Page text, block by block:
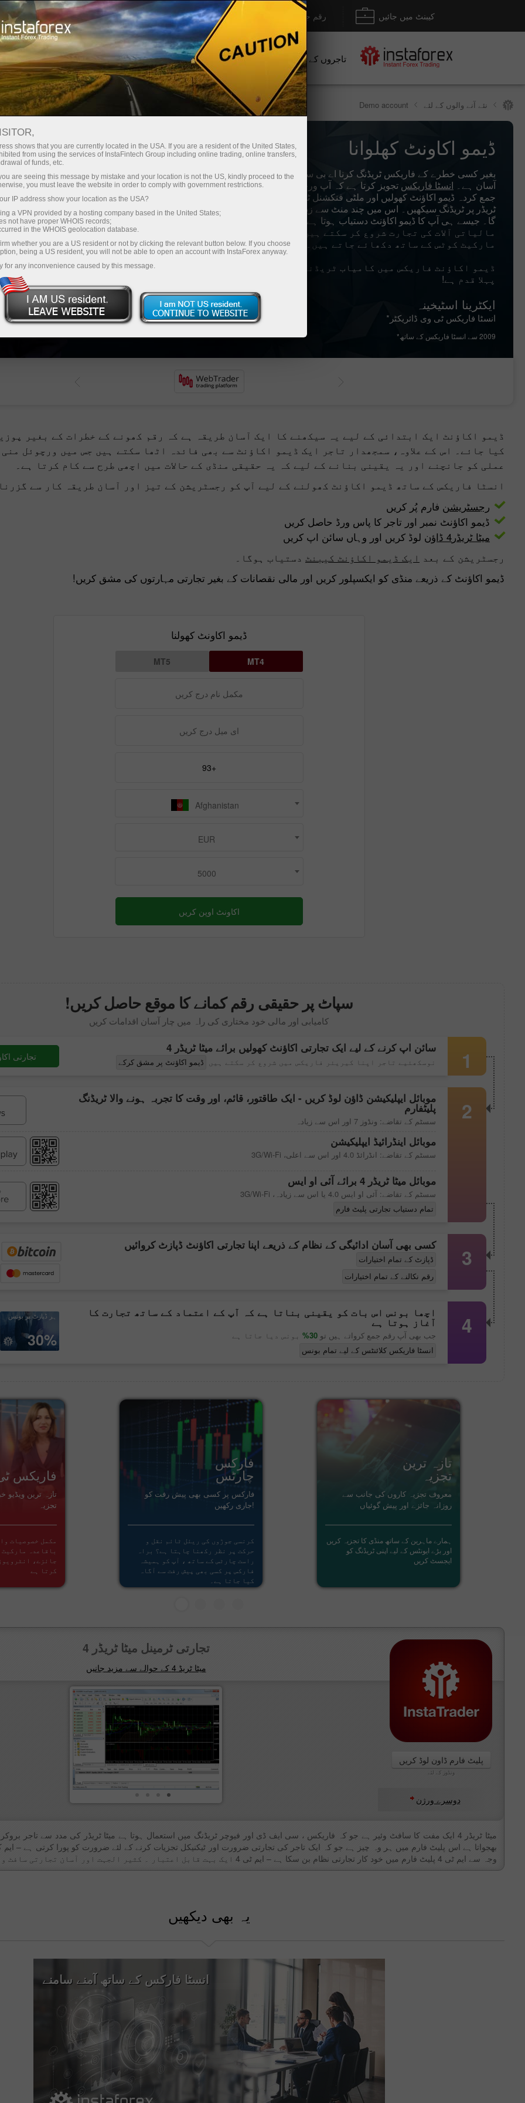
فوری اکاونٹ کھولیں تجارتی پلیٹ فارم رقم جمع کروانا / نکلوانا کیبنٹ میں جائیں
تاجروں کے لیے نو آموز کے لیے
سرمایہ کاروں کے
لیے
شراکت داروں کے
لئے
نئے آنے والوں کے لئے Demo account
ڈیمو اکاونٹ کھلوانا
بغیر کسی خطرے کے فاریکس ٹریڈنگ کرنا اے بی سی کی طرح بالکل
آسان ہے۔ انسٹا فاریکس تجویز کرتا ہے کہ آپ ورچوئل رقم کے ساتھ
جمع کردہ ڈیمو اکاؤنٹ کھولیں اور ملٹی فنکشنل ٹریڈنگ پلیٹ فارم میٹا
ٹریڈر پر ٹریڈنگ سیکھیں۔ اس میں چند منٹ سے زیادہ وقت نہیں لگے
مالیاتی آلات کی تجارت شروع کر سکتے ہیں جو آن لائن
مارکیٹ کوٹس کے ساتھ دکھائے جاتے ہیں۔
ڈیمو اکاؤنٹ فاریکس میں کامیاب ٹریڈنگ کی طرف آپ کا
پہلا قدم ہے!
ایکٹرینا اسٹیخینہ
انسٹا فاریکس ٹی وی ڈائریکٹر*
2009 سے انسٹا فاریکس کے ساتھ*
ڈیمو اکاؤنٹ ایک ابتدائی کے لیے یہ سیکھنے کا ایک آسان طریقہ ہے کہ رقم کھونے کے خطرات کے بغیر
کیا جائے۔ اس کے علاوہ، سمجھدار تاجر ایک ڈیمو اکاؤنٹ سے بھی فائدہ اٹھا سکتے ہیں جس میں ورچوئل
عملی کو جانچنے اور یہ یقینی بنانے کے لیے کہ یہ حقیقی منڈی کے حالات میں اچھی طرح سے کام کرتا ہے۔
انسٹا فاریکس کے ساتھ ڈیمو اکاؤنٹ کھولنے کے لیے آپ کو رجسٹریشن کے تیز اور آسان طریقہ کار سے
رجسٹریشن فارم پُر کریں
ڈیمو اکاؤنٹ نمبر اور تاجر کا پاس ورڈ حاصل کریں
میٹا ٹریڈر4 ڈاؤن
لوڈ کریں اور وہاں سائن اپ کریں
رجسٹریشن کے بعد ایک ڈیمو اکاؤنٹ کیبنٹ دستیاب ہوگا۔
ڈیمو اکاؤنٹ کے ذریعے منڈی کو ایکسپلور کریں اور مالی نقصانات کے بغیر تجارتی مہارتوں کی مشق کریں!
ڈیمو اکاونٹ کھولنا
MT4
MT5
Afghanistan
EUR
5000
اکاونٹ اوپن کریں
سپاٹ پر حقیقی رقم کمانے کا موقع حاصل کریں!
کامیابی اور مالی خود مختاری کی راہ میں چار آسان اقدامات کریں
1 سائن اپ کرنے کے لیے ایک تجارتی اکاؤنٹ کھولیں برائے میٹا ٹریڈر 4
نوسکھئیے تاجر اپنا کیریئر فاریکس میں شروع کر سکتے ہیں ڈیمو اکاؤنٹ پر مشق کرکے تجارتی
2 موبائل ایپلیکیشن ڈاؤن لوڈ کریں - ایک طاقتور، قائم، اور وقت کا تجربہ ہونے والا ٹریڈنگ
پلیٹفارم
سسٹم کے تقاضے: ونڈوز 7 اور اس سے زیادہ
موبائل اینڈرائیڈ ایپلیکیشن
سسٹم کے تقاضے: انڈرائڈ 4.0 اور اس سے اعلی، 3G/Wi-Fi
موبائل میٹا ٹریڈر 4 برائے آئی او ایس
سسٹم کے تقاضے: آئی او ایس 4.0 یا اس سے زیادہ، 3G/Wi-Fi
تمام دستیاب تجارتی پلیٹ فارم
3 کسی بھی آسان ادائیگی کے نظام کے ذریعے اپنا تجارتی اکاؤنٹ ڈپازٹ کروائیں
ڈپازٹ کے تمام اختیارات
رقم نکالنے کے تمام اختیارات
4 اچھا بونس اس بات کو یقینی بناتا ہے کہ آپ کے اعتماد کے ساتھ تجارت کا
آغاز ہوتا ہے
جب بھی آپ رقم جمع کرواتے ہیں تو 30%
بونس دیا جاتا ہے
انسٹا فاریکس کلائنٹس کے لیے تمام بونس
ہر ڈپازٹ پر بونس
30%
فاریکس
تازہ ترین ویڈیو
تجزیہ
مکمل خصوصیات
باقاعدہ مارکیٹ
جائزے،
کرتا ہے
فارکس
چارٹس
فارکس پر کسی بھی پیش رفت کو
جاری رکھیں!
کرنسی جوڑوں کی ریئل ٹائم نقل و
حرکت پر نظر رکھنا چاہتا ہے؟ براہ
راست چارٹس کے ساتھ ، آپ کو ہمیشہ
فارکس پر کسی بھی پیش رفت سے آگاہ
کیا جاتا ہے۔
تازہ ترین
تجزیہ
معروف تجزیہ کاروں کی جانب سے
روزانہ جائزے اور پیش گوئیاں
ہمارے ماہرین کے ساتھ منڈی کا تجزیہ کریں
اور بڑے ایونٹس کے لیے اپنی ٹریڈنگ کو
ایجسٹ کریں
پلیٹ فارم ڈاون لوڈ کریں
ونڈوز کے لئے
دوسرے ورژن
تجارتی ٹرمینل میٹا ٹریڈر 4
میٹا ٹریڈ 4 کے حوالے سے مزید جانیں
میٹا ٹریڈر 4 ایک مفت کا سافٹ وئیر ہے جو کہ فاریکس ، سی ایف ڈی اور فیوچر ٹریڈنگ میں استعمال ہوتا ہے میٹا ٹریڈر کی مدد سے تاجر
وجہ سے ایم ٹی 4 پلیٹ فارم میں خود کار تجارتی نظام بن سکا ہے – ایم ٹی 4 ایک بہت قابل اعتبار ۔ کثیر الجہت اور آسان تجارتی سافٹ وئیر ہے
یہ بھی دیکھیں
انسٹا فارکس کے ساتھ آمنے سامنے
ایک ڈیمو اکاؤنٹ
کھولیں کھولیں
shows that you are currently located in the USA. If you are a resident of the United States,
from using the services of InstaFintech Group including online trading, online transfers,
of funds, etc.
are seeing this message by mistake and your location is not the US, kindly proceed to the
you must leave the website in order to comply with government restrictions.
IP address show your location as the USA?
a VPN provided by a hosting company based in the United States;
not have proper WHOIS records;
in the WHOIS geolocation database.
whether you are a US resident or not by clicking the relevant button below. If you choose
being a US resident, you will not be able to open an account with InstaForex anyway.
for any inconvenience caused by this message.